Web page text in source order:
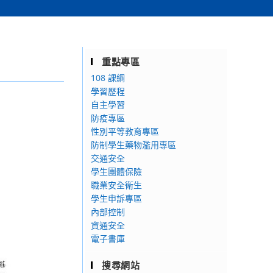
重點專區
108 課綱
學習歷程
自主學習
防疫專區
性別平等教育專區
防制學生藥物濫用專區
交通安全
學生團體保險
職業安全衛生
學生申訴專區
內部控制
資通安全
電子書庫
搜尋網站